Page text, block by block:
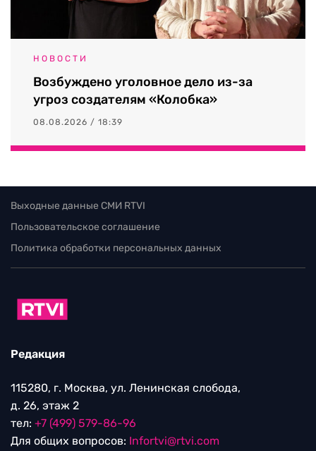
НОВОСТИ
Возбуждено уголовное дело из-за
угроз создателям «Колобка»
08.08.2026 / 18:39
Выходные данные СМИ RTVI
Пользовательское соглашение
Политика обработки персональных данных
Редакция
115280, г. Москва, ул. Ленинская слобода,
д. 26, этаж 2
тел: +7 (499) 579-86-96
Для общих вопросов: Infortvi@rtvi.com